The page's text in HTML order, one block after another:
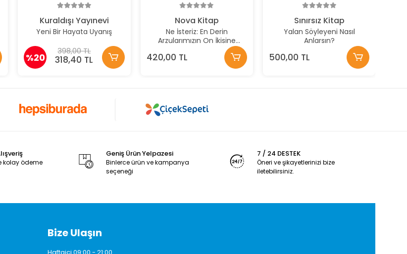
Kuraldışı Yayınevi
Yeni Bir Hayata Uyanış
%20
398,00 TL
318,40 TL
Nova Kitap
Ne İsteriz: En Derin
Arzularımızın On İkisine
420,00 TL
Sınırsız Kitap
Yalan Söyleyeni Nasıl
Anlarsın?
500,00 TL
kolay ödeme
Geniş Ürün Yelpazesi
Binlerce ürün ve kampanya
seçeneği
7 / 24 DESTEK
Öneri ve şikayetlerinizi bize
iletebilirsiniz.
Bize Ulaşın